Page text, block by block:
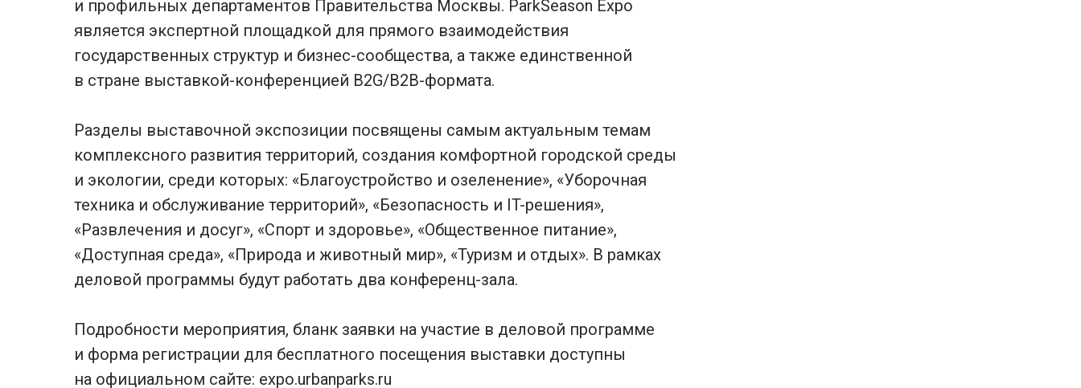
и профильных департаментов Правительства Москвы. ParkSeason Expo
является экспертной площадкой для прямого взаимодействия
государственных структур и бизнес-сообщества, а также единственной
в стране выставкой-конференцией B2G/B2B-формата.
Разделы выставочной экспозиции посвящены самым актуальным темам
комплексного развития территорий, создания комфортной городской среды
и экологии, среди которых: «Благоустройство и озеленение», «Уборочная
техника и обслуживание территорий», «Безопасность и IT-решения»,
«Развлечения и досуг», «Спорт и здоровье», «Общественное питание»,
«Доступная среда», «Природа и животный мир», «Туризм и отдых». В рамках
деловой программы будут работать два конференц-зала.
Подробности мероприятия, бланк заявки на участие в деловой программе
и форма регистрации для бесплатного посещения выставки доступны
на официальном сайте: expo.urbanparks.ru